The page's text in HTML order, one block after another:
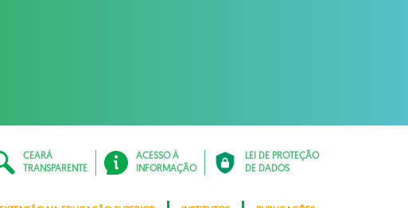
CEARÁ
TRANSPARENTE
ACESSO À
INFORMAÇÃO
LEI DE PROTEÇÃO
DE DADOS